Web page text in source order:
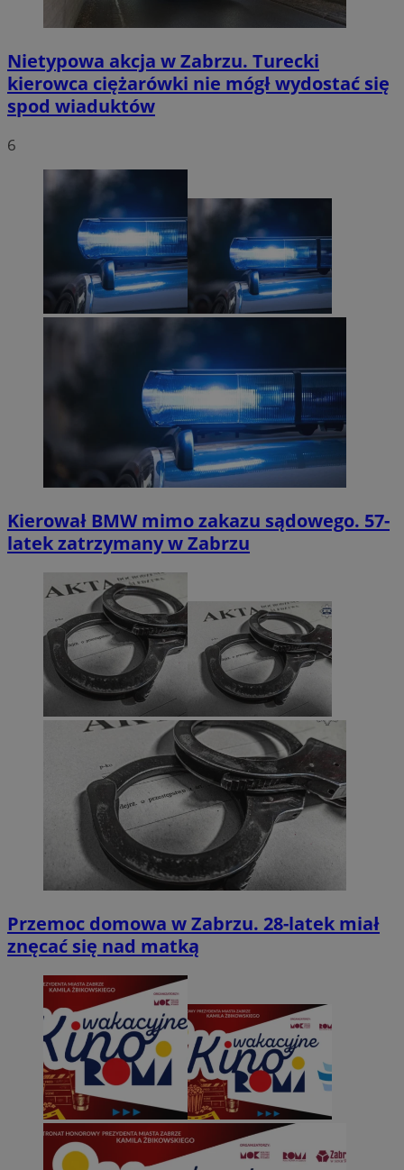
Nietypowa akcja w Zabrzu. Turecki
kierowca ciężarówki nie mógł wydostać się
spod wiaduktów
6
Kierował BMW mimo zakazu sądowego. 57-
latek zatrzymany w Zabrzu
Przemoc domowa w Zabrzu. 28-latek miał
znęcać się nad matką